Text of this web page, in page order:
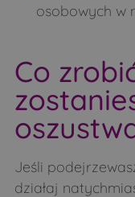
osobowych w
Co
Jeśli
działaj